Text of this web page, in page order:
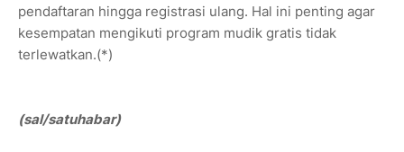
pendaftaran hingga registrasi ulang. Hal ini penting agar
kesempatan mengikuti program mudik gratis tidak
terlewatkan.(*)
(sal/satuhabar)